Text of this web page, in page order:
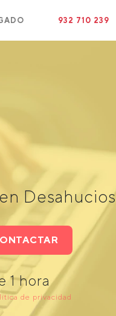
932 710 239
1 hora
de privacidad